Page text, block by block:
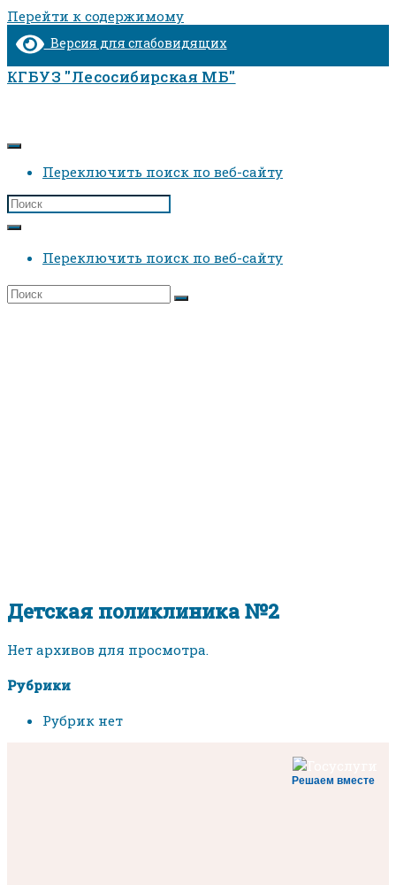
Перейти к содержимому
Версия для слабовидящих
КГБУЗ "Лесосибирская МБ"
Переключить поиск по веб-сайту
Переключить поиск по веб-сайту
Детская поликлиника №2
Нет архивов для просмотра.
Рубрики
Рубрик нет
Решаем вместе